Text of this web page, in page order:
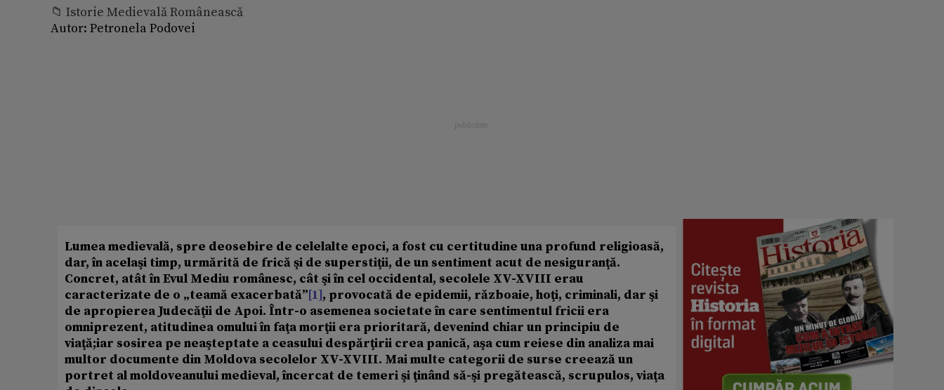
📁 Istorie Medievală Românească
Autor: Petronela Podovei
Lumea medievală, spre deosebire de celelalte epoci, a fost cu certitudine una profund religioasă,
dar, în acelaşi timp, urmărită de frică şi de superstiţii, de un sentiment acut de nesiguranţă.
Concret, atât în Evul Mediu românesc, cât şi în cel occidental, secolele XV-XVIII erau
caracterizate de o „teamă exacerbată”[1], provocată de epidemii, războaie, hoţi, criminali, dar şi
de apropierea Judecăţii de Apoi. Într-o asemenea societate în care sentimentul fricii era
omniprezent, atitudinea omului în faţa morţii era prioritară, devenind chiar un principiu de
viaţă;iar sosirea pe neaşteptate a ceasului despărţirii crea panică, aşa cum reiese din analiza mai
multor documente din Moldova secolelor XV-XVIII. Mai multe categorii de surse creează un
portret al moldoveanului medieval, încercat de temeri şi ţinând să-şi pregătească, scrupulos, viaţa